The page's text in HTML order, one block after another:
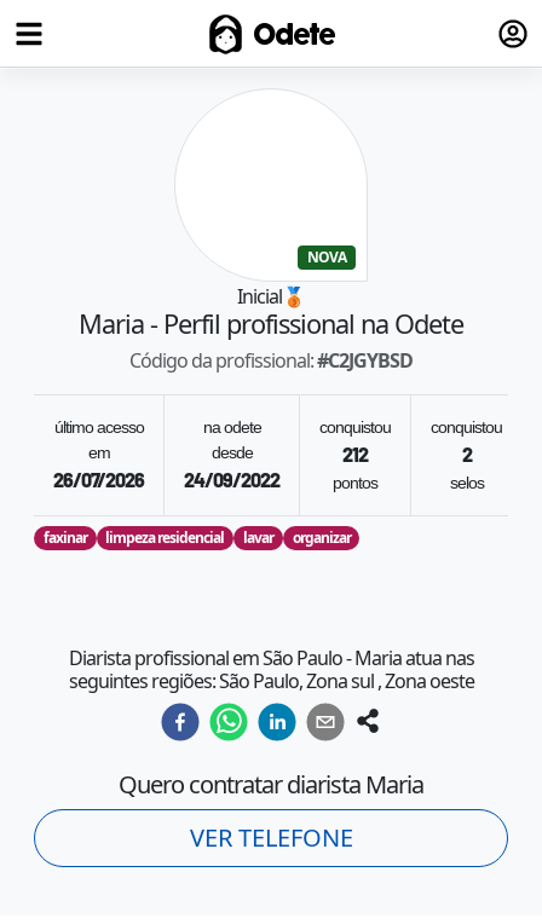
Odete
NOVA
Inicial🥉
Maria- Perfil profissional na Odete
Código da profissional:#C2JGYBSD
último acesso
em
26/07/2026
na odete
desde
24/09/2022
conquistou
212
pontos
conquistou
2
selos
faxinar limpeza residencial lavar organizar
Diarista profissional em São Paulo - Maria atua nas
seguintes regiões: São Paulo, Zona sul , Zona oeste
Quero contratar diarista Maria
VER TELEFONE